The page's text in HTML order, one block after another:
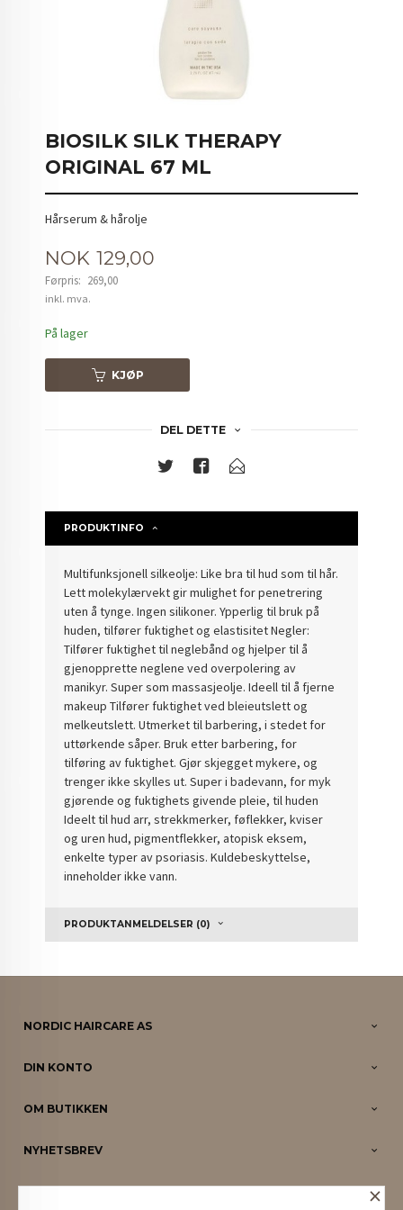
BIOSILK SILK THERAPY
ORIGINAL 67 ML
Hårserum & hårolje
Tilbud
NOK 129,00
Førpris: 269,00
Rabatt
inkl. mva.
På lager
KJØP
DEL DETTE
PRODUKTINFO
Multifunksjonell silkeolje: Like bra til hud som til hår.
Lett molekylærvekt gir mulighet for penetrering
uten å tynge. Ingen silikoner. Ypperlig til bruk på
huden, tilfører fuktighet og elastisitet Negler:
Tilfører fuktighet til neglebånd og hjelper til å
gjenopprette neglene ved overpolering av
manikyr. Super som massasjeolje. Ideell til å fjerne
makeup Tilfører fuktighet ved bleieutslett og
melkeutslett. Utmerket til barbering, i stedet for
uttørkende såper. Bruk etter barbering, for
tilføring av fuktighet. Gjør skjegget mykere, og
trenger ikke skylles ut. Super i badevann, for myk
gjørende og fuktighets givende pleie, til huden
Ideelt til hud arr, strekkmerker, føflekker, kviser
og uren hud, pigmentflekker, atopisk eksem,
enkelte typer av psoriasis. Kuldebeskyttelse,
inneholder ikke vann.
PRODUKTANMELDELSER (0)
NORDIC HAIRCARE AS
DIN KONTO
OM BUTIKKEN
NYHETSBREV
PARTNERE ×